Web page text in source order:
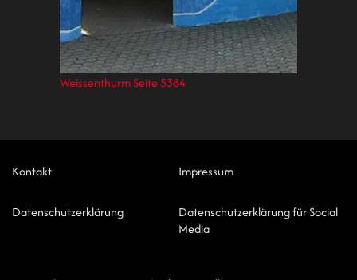
Weissenthurm Seite 5384
Kontakt Impressum
Datenschutzerklärung
Datenschutzerklärung für Social
Media